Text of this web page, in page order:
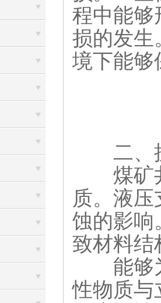
程中能够
损的发生
境下能够
二、
煤矿井
质。液
蚀的影响
致材料结
能够为
性物质与